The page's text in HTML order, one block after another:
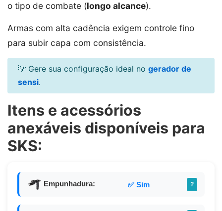
o tipo de combate (longo alcance).
Armas com alta cadência exigem controle fino
para subir capa com consistência.
💡 Gere sua configuração ideal no gerador de
sensi.
Itens e acessórios
anexáveis disponíveis para
SKS:
Empunhadura: ✅ Sim ?